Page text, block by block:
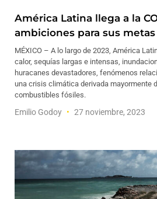
América Latina llega a la
ambiciones para sus
MÉXICO – A lo largo de 2023, América
calor, sequías largas e intensas,
huracanes devastadores, fenómenos
una crisis climática derivada mayormente
combustibles fósiles.
Emilio Godoy 27 noviembre, 2023